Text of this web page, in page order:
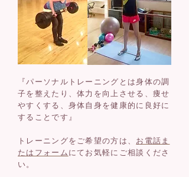
『パーソナルトレーニングとは身体の調
子を整えたり、体力を向上させる、痩せ
やすくする、 身体自身を健康的に良好に
することです』
トレーニングをご希望の方は、 お電話ま
たはフォームにてお気軽にご相談くださ
い。